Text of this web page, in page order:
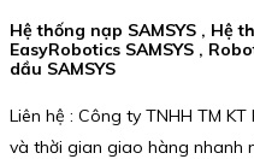
Hệ thống nạp SAMSYS , Hệ
EasyRobotics SAMSYS ,
dầu SAMSYS
Liên hệ : Công ty TNHH TM
và thời gian giao hàng nhanh